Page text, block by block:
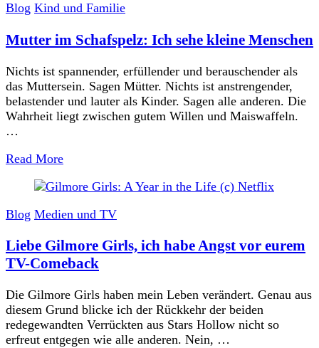
Blog Kind und Familie
Mutter im Schafspelz: Ich sehe kleine Menschen
Nichts ist spannender, erfüllender und berauschender als
das Muttersein. Sagen Mütter. Nichts ist anstrengender,
belastender und lauter als Kinder. Sagen alle anderen. Die
Wahrheit liegt zwischen gutem Willen und Maiswaffeln.
…
Read More
Blog Medien und TV
Liebe Gilmore Girls, ich habe Angst vor eurem
TV-Comeback
Die Gilmore Girls haben mein Leben verändert. Genau aus
diesem Grund blicke ich der Rückkehr der beiden
redegewandten Verrückten aus Stars Hollow nicht so
erfreut entgegen wie alle anderen. Nein, …